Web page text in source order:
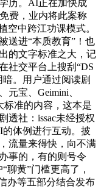
历。AI正在加快成
费，业内将此案称
空中跨江功课模式。
送进“本质教育”！也
的文字标准之大，记
社交平台上搜刮“DS
。用户通过阅读剧
元宝、Geimini、
标准的内容，这本是
透社：issac未经授权
的体例进行互动。披
流量来得快，向不满
事的，有的则号令
聊黄”门槛更高了，
办等五部分结合发布